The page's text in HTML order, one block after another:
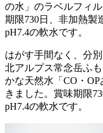
の水」のラベルフィ
期限730日、非加熱製
pH7.4の軟水です。
はがす手間なく、分
北アルプス常念岳ふ
かな天然水「CO・
きました。賞味期限
pH7.4の軟水です。